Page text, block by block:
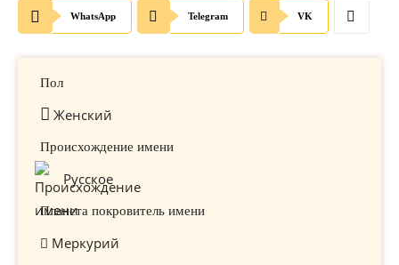
WhatsApp Telegram VK
Пол
Женский
Происхождение имени
Русское
Планета покровитель имени
Меркурий